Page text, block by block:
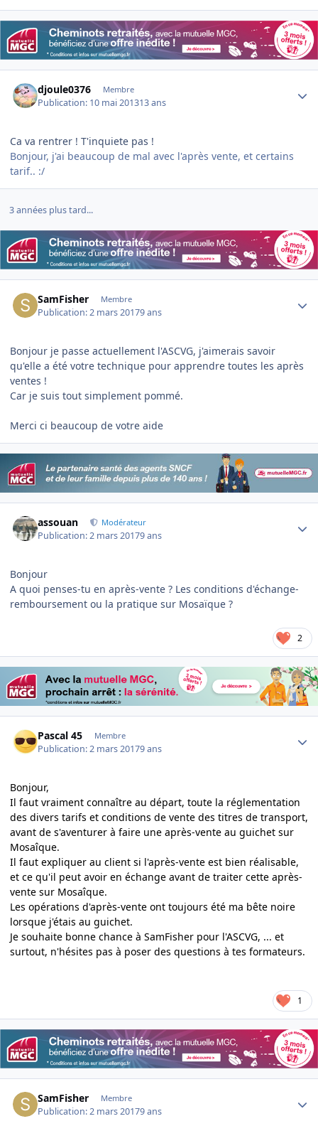
djoule0376 Membre
Publication: 10 mai 201313 ans
Ca va rentrer ! T'inquiete pas !
Bonjour, j'ai beaucoup de mal avec l'après vente, et certains
tarif.. :/
3 années plus tard...
SamFisher Membre
Publication:2 mars 20179 ans
Bonjour je passe actuellement l'ASCVG, j'aimerais savoir
qu'elle a été votre technique pour apprendre toutes les après
ventes !
Car je suis tout simplement pommé.
Merci ci beaucoup de votre aide
assouan Modérateur
Publication:2 mars 20179 ans
Bonjour
A quoi penses-tu en après-vente ? Les conditions d'échange-
remboursement ou la pratique sur Mosaïque ?
2
Pascal 45 Membre
Publication:2 mars 20179 ans
Bonjour,
Il faut vraiment connaître au départ, toute la réglementation
des divers tarifs et conditions de vente des titres de transport,
avant de s'aventurer à faire une après-vente au guichet sur
Mosaîque.
Il faut expliquer au client si l'après-vente est bien réalisable,
et ce qu'il peut avoir en échange avant de traiter cette après-
vente sur Mosaîque.
Les opérations d'après-vente ont toujours été ma bête noire
lorsque j'étais au guichet.
Je souhaite bonne chance à SamFisher pour l'ASCVG, ... et
surtout, n'hésites pas à poser des questions à tes formateurs.
1
SamFisher Membre
Publication:2 mars 20179 ans